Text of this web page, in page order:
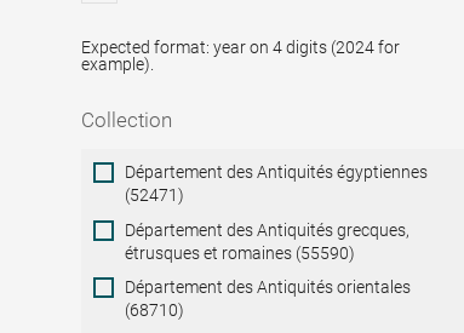
Expected format: year on 4 digits (2024 for
example).
Collection
Collection
Département des Antiquités égyptiennes
(52471)
Département des Antiquités grecques,
étrusques et romaines (55590)
Département des Antiquités orientales
(68710)